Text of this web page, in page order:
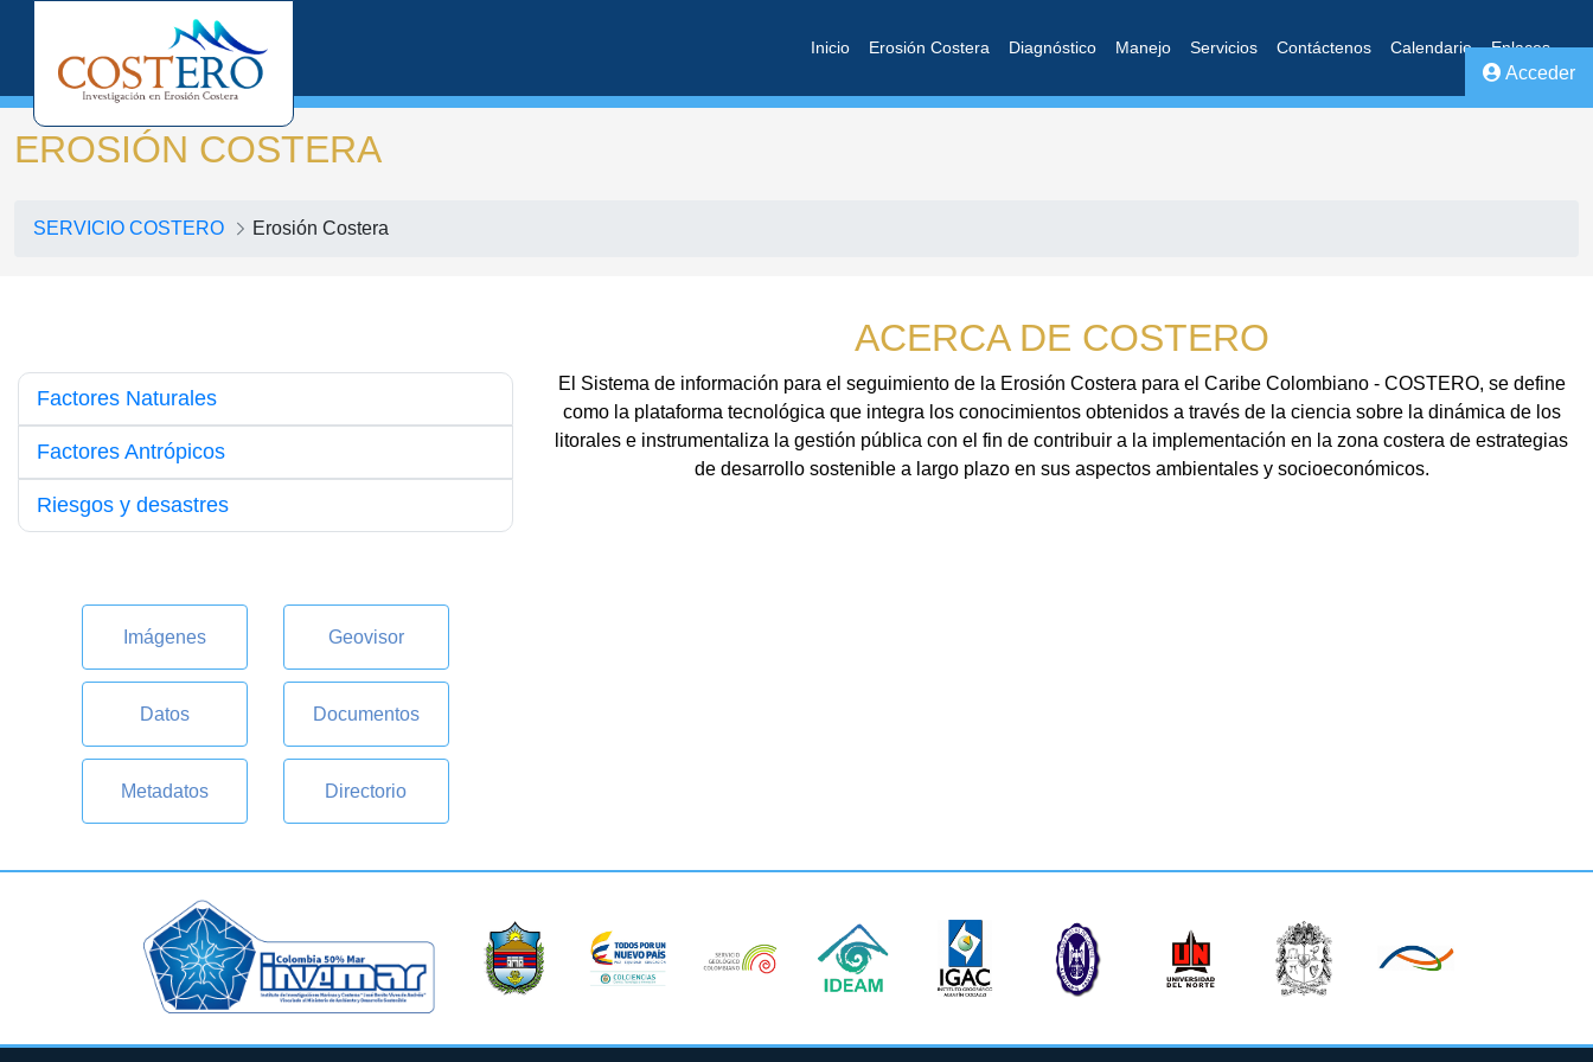
Inicio Erosión Costera Diagnóstico Manejo Servicios Contáctenos Calendario Enlaces
Acceder
EROSIÓN COSTERA
SERVICIO COSTERO Erosión Costera
Factores Naturales
Factores Antrópicos
Riesgos y desastres
Imágenes Geovisor
Datos Documentos
Metadatos Directorio
ACERCA DE COSTERO
El Sistema de información para el seguimiento de la Erosión Costera para el Caribe Colombiano - COSTERO, se define
como la plataforma tecnológica que integra los conocimientos obtenidos a través de la ciencia sobre la dinámica de los
litorales e instrumentaliza la gestión pública con el fin de contribuir a la implementación en la zona costera de estrategias
de desarrollo sostenible a largo plazo en sus aspectos ambientales y socioeconómicos.